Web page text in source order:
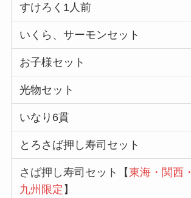
すけろく1人前
いくら、サーモンセット
お子様セット
光物セット
いなり6貫
とろさば押し寿司セット
さば押し寿司セット【東海・関西・
九州限定 】